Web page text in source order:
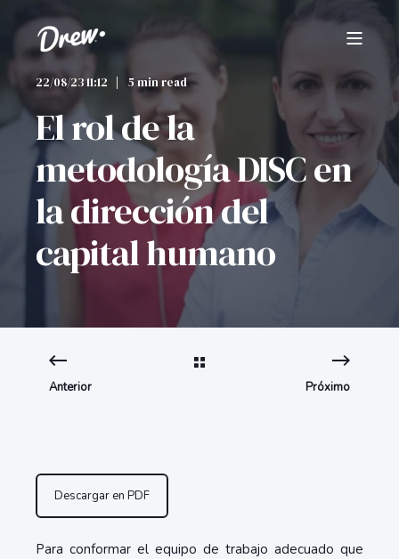
22/08/23 11:12 5 min read
El rol de la
metodología DISC en
la dirección del
capital humano
Anterior Próximo
Descargar en PDF
Para conformar el equipo de trabajo adecuado que